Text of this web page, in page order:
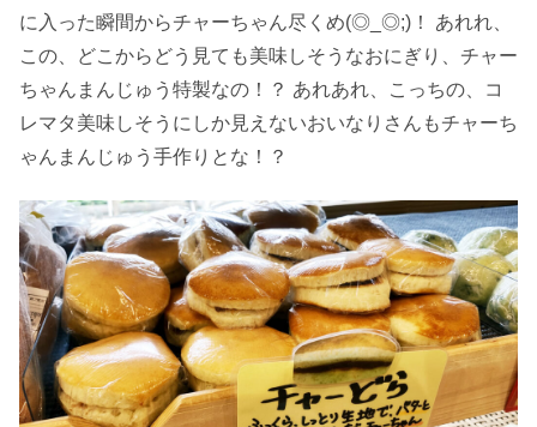
に入った瞬間からチャーちゃん尽くめ(◎_◎;)！ あれれ、
この、どこからどう見ても美味しそうなおにぎり、チャー
ちゃんまんじゅう特製なの！？ あれあれ、こっちの、コ
レマタ美味しそうにしか見えないおいなりさんもチャーち
ゃんまんじゅう手作りとな！？